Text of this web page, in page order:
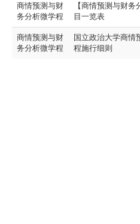
商情预测与财
务分析微学程
【商情预测与财
目一览表
商情预测与财
务分析微学程
国立政治大学商情
程施行细则